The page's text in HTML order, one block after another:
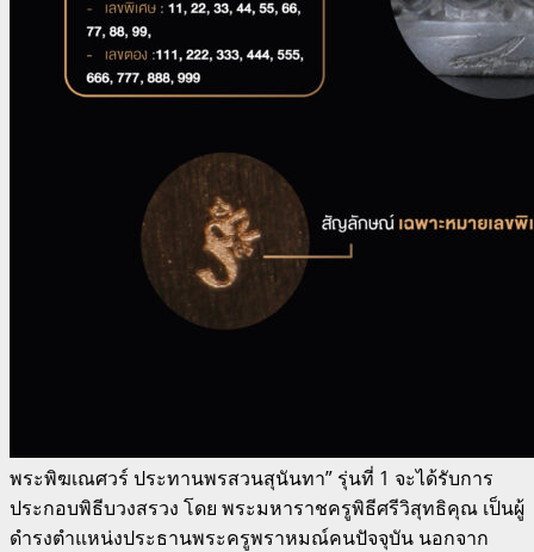
พระพิฆเณศวร์ ประทานพรสวนสุนันทา” รุ่นที่ 1 จะได้รับการ
ประกอบพิธีบวงสรวง โดย พระมหาราชครูพิธีศรีวิสุทธิคุณ เป็นผู้
ดำรงตำแหน่งประธานพระครูพราหมณ์คนปัจจุบัน นอกจาก